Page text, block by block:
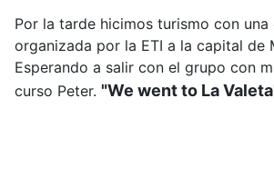
Por la tarde hicimos turismo con una
organizada por la ETI a la capital de
Esperando a salir con el grupo con
curso Peter. "We went to La